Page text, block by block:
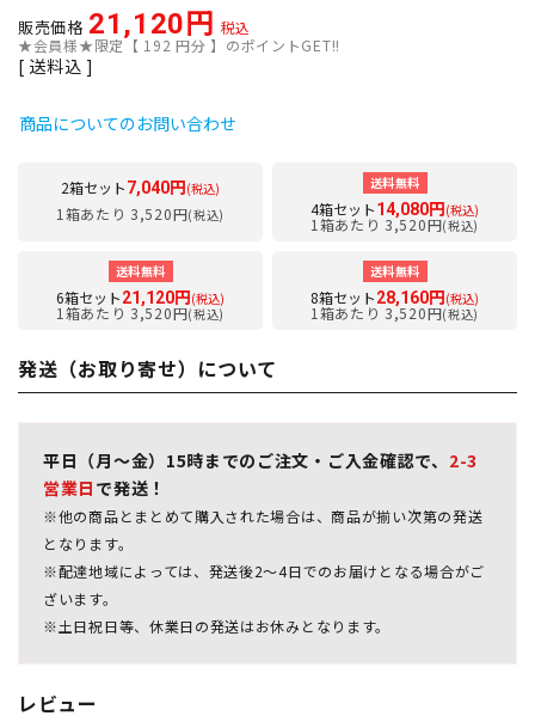
販売価格 21,120
税込
★会員様★限定【 192 円分 】のポイントGET!!
送料込
商品についてのお問い合わせ
2箱セット7,040円 (税込)
1箱あたり 3,520円(税込)
送料無料
4箱セット14,080円 (税込)
1箱あたり 3,520円(税込)
送料無料
6箱セット21,120円 (税込)
1箱あたり 3,520円(税込)
送料無料
8箱セット28,160円 (税込)
1箱あたり 3,520円(税込)
発送（お取り寄せ）について
平日（月～金）15時までのご注文・ご入金確認で、 2-3
営業日 で発送！
※他の商品とまとめて購入された場合は、商品が揃い次第の発送
となります。
※配達地域によっては、発送後2～4日でのお届けとなる場合がご
ざいます。
※土日祝日等、休業日の発送はお休みとなります。
レビュー